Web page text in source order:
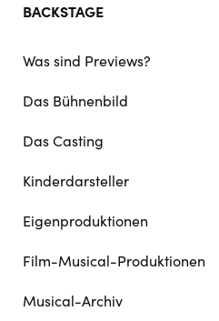
BACKSTAGE
Was sind Previews?
Das Bühnenbild
Das Casting
Kinderdarsteller
Eigenproduktionen
Film-Musical-Produktionen
Musical-Archiv